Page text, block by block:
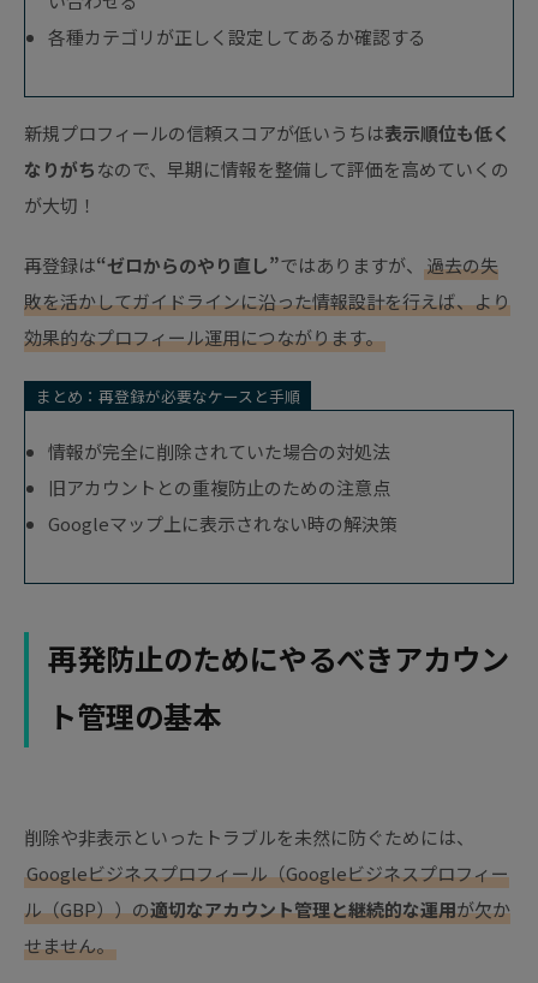
各種カテゴリが正しく設定してあるか確認する
新規プロフィールの信頼スコアが低いうちは表示順位も低く
なりがちなので、早期に情報を整備して評価を高めていくの
が大切！
再登録は“ゼロからのやり直し”ではありますが、 過去の失
敗を活かしてガイドラインに沿った情報設計を行えば、より
効果的なプロフィール運用につながります。
まとめ：再登録が必要なケースと手順
情報が完全に削除されていた場合の対処法
旧アカウントとの重複防止のための注意点
Googleマップ上に表示されない時の解決策
再発防止のためにやるべきアカウン
ト管理の基本
削除や非表示といったトラブルを未然に防ぐためには、
Googleビジネスプロフィール（Googleビジネスプロフィー
ル（GBP））の適切なアカウント管理と継続的な運用が欠か
せません。